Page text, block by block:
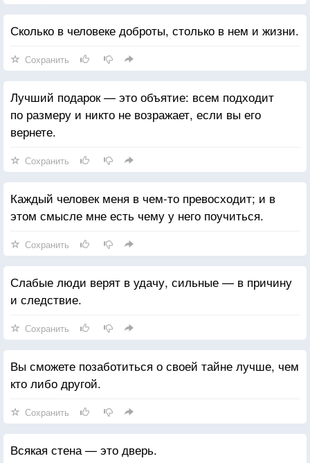
Сколько в человеке доброты, столько в нем и жизни.
Сохранить
Лучший подарок — это объятие: всем подходит
по размеру и никто не возражает, если вы его
вернете.
Сохранить
Каждый человек меня в чем-то превосходит; и в
этом смысле мне есть чему у него поучиться.
Сохранить
Слабые люди верят в удачу, сильные — в причину
и следствие.
Сохранить
Вы сможете позаботиться о своей тайне лучше, чем
кто либо другой.
Сохранить
Всякая стена — это дверь.